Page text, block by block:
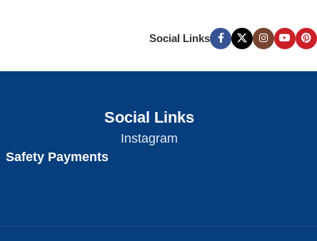
Social Links
Social Links
Instagram
Safety Payments